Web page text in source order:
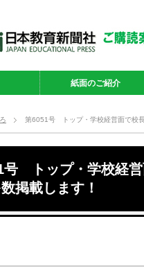
紙面のご紹介
第6051号 トップ・学校経営面で校
号 トップ・学校経
掲載します！